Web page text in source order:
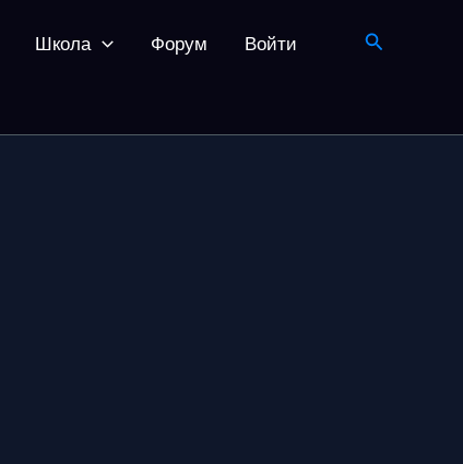
Школа Форум Войти Поиск